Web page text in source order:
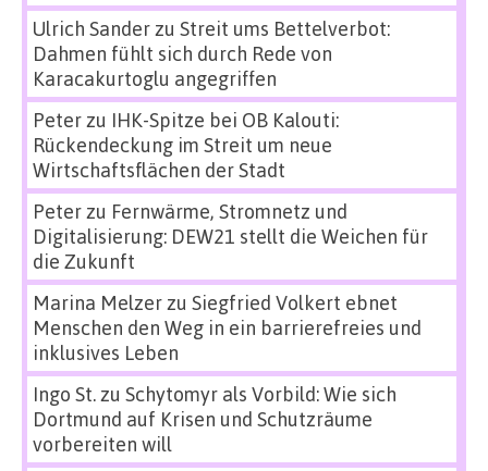
Ulrich Sanderzu Streit ums Bettelverbot:
Dahmen fühlt sich durch Rede von
Karacakurtoglu angegriffen
Peterzu IHK-Spitze bei OB Kalouti:
Rückendeckung im Streit um neue
Wirtschaftsflächen der Stadt
Peterzu Fernwärme, Stromnetz und
Digitalisierung: DEW21 stellt die Weichen für
die Zukunft
Marina Melzerzu Siegfried Volkert ebnet
Menschen den Weg in ein barrierefreies und
inklusives Leben
Ingo St.zu Schytomyr als Vorbild: Wie sich
Dortmund auf Krisen und Schutzräume
vorbereiten will